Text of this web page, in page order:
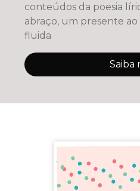
conteúdos da poesia
abraço, um presente
fluida
Saiba